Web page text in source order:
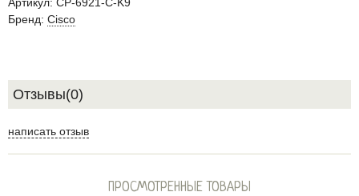
Бренд: Cisco
Отзывы(0)
написать отзыв
ПРОСМОТРЕННЫЕ ТОВАРЫ